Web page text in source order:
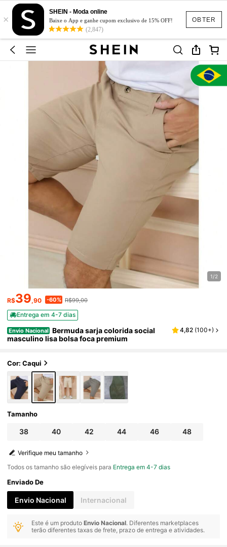
OBTER
×
SHEIN - Moda online
Baixe o App e ganhe cupom exclusivo de 15% OFF!
(2,847)
1/2
R$39,90 -60% R$99,00
Entrega em 4-7 dias
Envio Nacional Bermuda sarja colorida social
masculino lisa bolsa foca premium
4,82 (100+)
Cor: Caqui
Tamanho
38 40 42 44 46 48
Verifique meu tamanho
Todos os tamanho são elegíveis para Entrega em 4-7 dias
Enviado De
Envio Nacional Internacional
Este é um produtoEnvio Nacional. Diferentes marketplaces
terão diferentes taxas de frete, prazo de entrega e atividades.